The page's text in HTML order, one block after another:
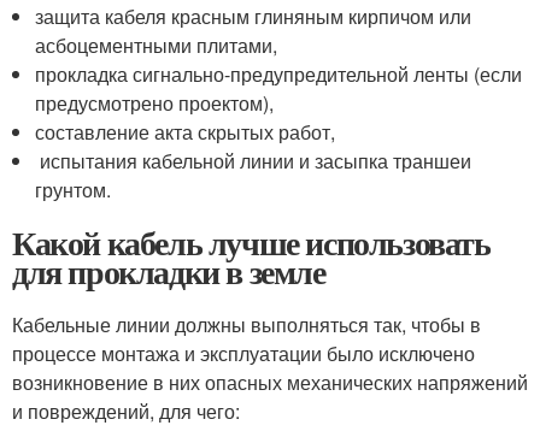
защита кабеля красным глиняным кирпичом или
асбоцементными плитами,
прокладка сигнально-предупредительной ленты (если
предусмотрено проектом),
составление акта скрытых работ,
испытания кабельной линии и засыпка траншеи
грунтом.
Какой кабель лучше использовать
для прокладки в земле
Кабельные линии должны выполняться так, чтобы в
процессе монтажа и эксплуатации было исключено
возникновение в них опасных механических напряжений
и повреждений, для чего: